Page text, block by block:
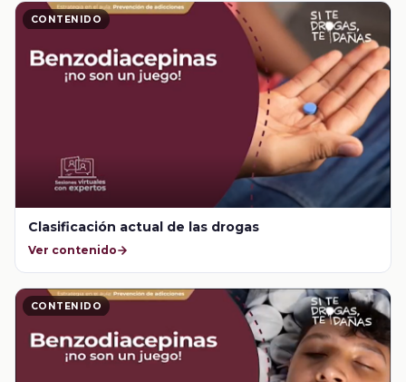
CONTENIDO
Clasificación actual de las drogas
Ver contenido
CONTENIDO